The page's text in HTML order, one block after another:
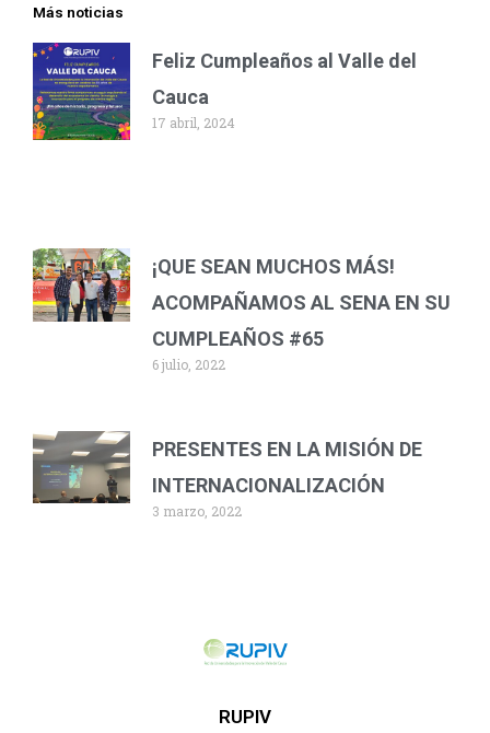
RUPIV
Más noticias
Feliz Cumpleaños al Valle del
Cauca
17 abril, 2024
¡QUE SEAN MUCHOS MÁS!
ACOMPAÑAMOS AL SENA EN SU
CUMPLEAÑOS #65
6 julio, 2022
PRESENTES EN LA MISIÓN DE
INTERNACIONALIZACIÓN
3 marzo, 2022